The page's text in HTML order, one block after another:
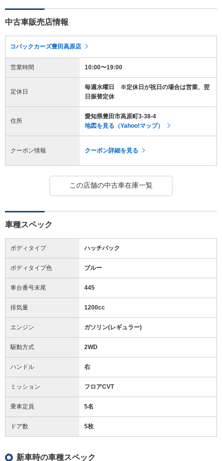
中古車販売店情報
コバックカーズ豊田高原店
営業時間 10:00〜19:00
定休日
毎週水曜日 ※定休日が祝日の場合は営業、翌
日振替定休
住所
愛知県豊田市高原町3-38-4
地図を見る（Yahoo!マップ）
クーポン情報 クーポン詳細を見る
この店舗の中古車在庫一覧
車種スペック
ボディタイプ ハッチバック
ボディタイプ色 ブルー
車台番号末尾 445
排気量 1200cc
エンジン ガソリン(レギュラー)
駆動方式 2WD
ハンドル 右
ミッション フロアCVT
乗車定員 5名
ドア数 5枚
新車時の車種スペック